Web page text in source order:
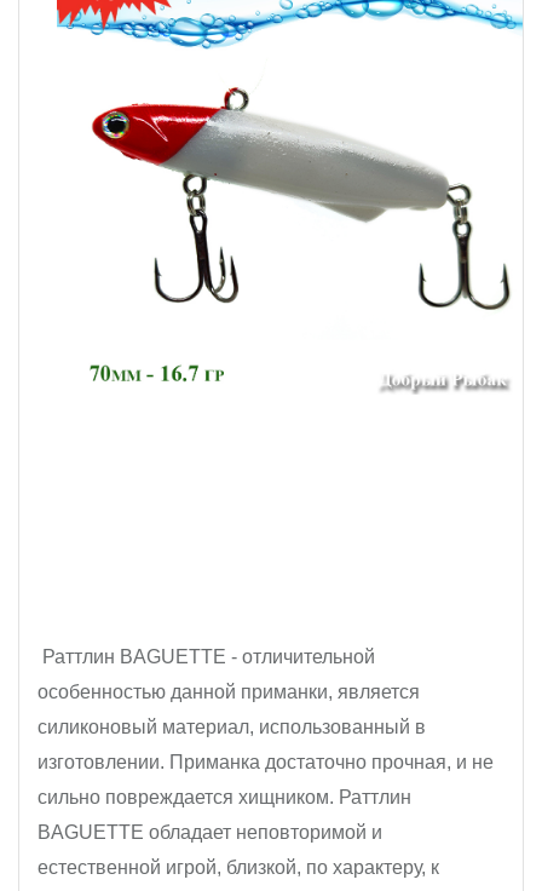
Раттлин BAGUETTE - отличительной
особенностью данной приманки, является
силиконовый материал, использованный в
изготовлении. Приманка достаточно прочная, и не
сильно повреждается хищником. Раттлин
BAGUETTE обладает неповторимой и
естественной игрой, близкой, по характеру, к